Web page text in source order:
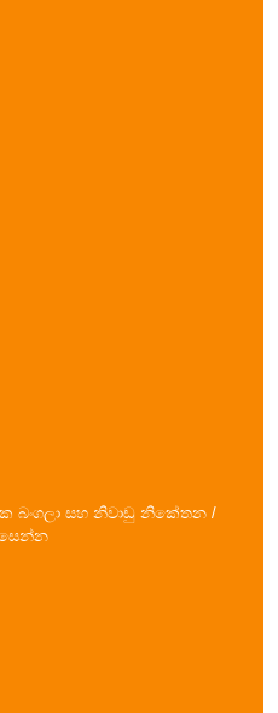
බංගලා සහ නිවාඩු නිකේතන /